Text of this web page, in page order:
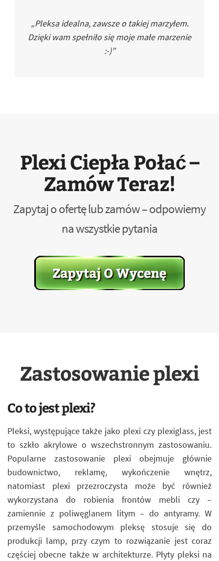
„Pleksa idealna, zawsze o takiej marzyłem.
Dzięki wam spełniło się moje małe marzenie
:-)”
Plexi Ciepła Połać –
Zamów Teraz!
Zapytaj o ofertę lub zamów – odpowiemy
na wszystkie pytania
Zastosowanie plexi
Co to jest plexi?
Pleksi, występujące także jako plexi czy plexiglass, jest
to szkło akrylowe o wszechstronnym zastosowaniu.
Popularne zastosowanie plexi obejmuje głównie
budownictwo, reklamę, wykończenie wnętrz,
natomiast plexi przezroczysta może być również
wykorzystana do robienia frontów mebli czy –
zamiennie z poliwęglanem litym – do antyramy. W
przemyśle samochodowym pleksę stosuje się do
produkcji lamp, przy czym to rozwiązanie jest coraz
częściej obecne także w architekturze. Płyty pleksi na